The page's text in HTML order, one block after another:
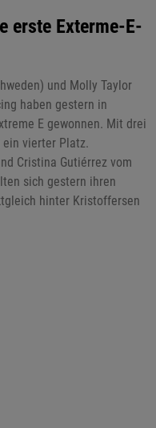
erste Exterme-E-
und Molly Taylor
haben gestern in
E gewonnen. Mit drei
ein vierter Platz.
Cristina Gutiérrez vom
sich gestern ihren
hinter Kristoffersen